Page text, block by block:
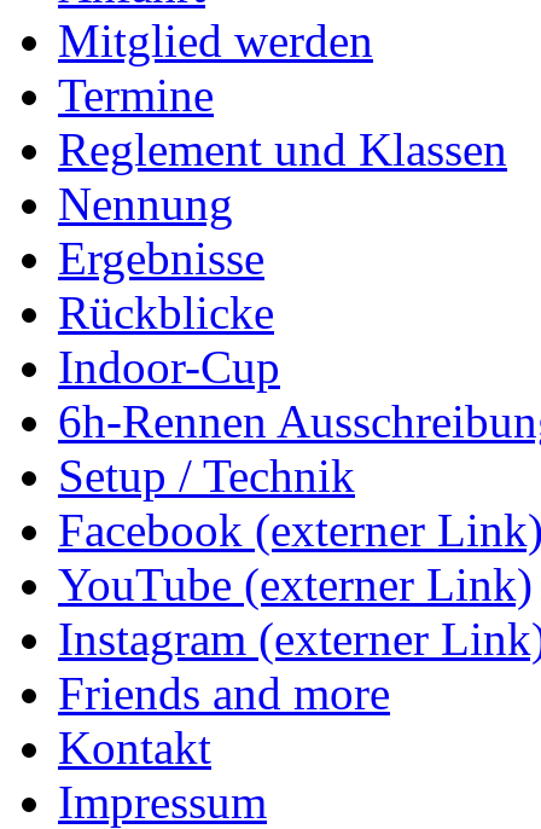
Mitglied werden
Termine
Reglement und Klassen
Nennung
Ergebnisse
Rückblicke
Indoor-Cup
6h-Rennen
Setup / Technik
Facebook (externer
YouTube (externer Link)
Instagram (externer
Friends and more
Kontakt
Impressum